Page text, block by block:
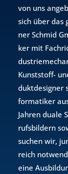
von uns
sich über das
ner Schmid
ker mit
Kunst­stoff-
dukt­de­si­gner
for­ma­ti­ker
Jah­ren duale
rufs­bil­dern
su­chen wir,
reich
eine